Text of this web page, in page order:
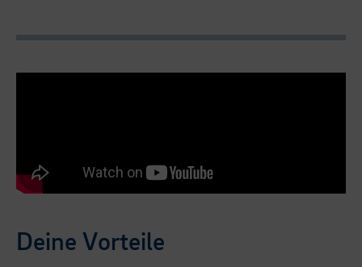
Deine Vorteile